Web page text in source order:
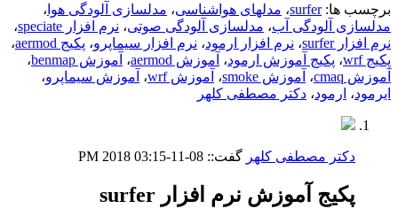
برچسب ها:surfer، مدلهای هواشناسی، مدلسازی آلودگی هوا ،
مدلسازی آلودگی آب، مدلسازی آلودگی صوتی، نرم افزار speciate
،
نرم افزار surfer
، نرم افزار ارمود، نرم افزار سیماپرو، پکیج aermod
،
پکیج wrf
، پکیج آموزش ارمود، آموزش aermod ، آموزش benmap
،
آموزش cmaq
، آموزش smoke ، آموزش wrf ، آموزش سیماپرو،
ایرمود، ارمود، دکتر مصطفی کلهر
دکتر مصطفی کلهر گفت:: 08-11-2018
03:15 PM
پکیج آموزش نرم افزار surfer